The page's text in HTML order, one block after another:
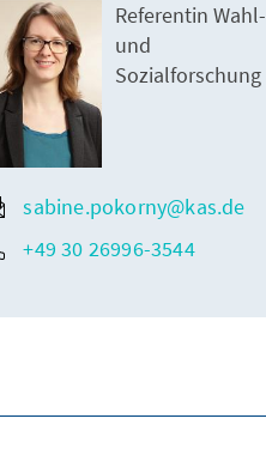
Referentin Wahl-
und
Sozialforschung
sabine.pokorny@kas.de
+49 30 26996-3544